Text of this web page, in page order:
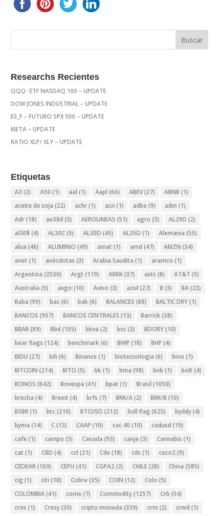
Researchs Recientes
QQQ- ETF NASDAQ 100 – UPDATE
DOW JONES INDUSTRIAL – UPDATE
ES_F – FUTURO SPX 500 – UPDATE
META – UPDATE
RATIO XLP/ XLY – UPDATE
Etiquetas
A3 (2) A50 (1) aal (1) Aapl (66) ABEV(27) ABNB (1)
aceite de soja (22) achr(1) acn (1) adbe (9) adm (1)
Adr(18) ae38d (3) AEROLINEAS (51) agro (3) AL29D (2)
al30$ (4) AL30C(5) AL30D (45) AL35D (1) Alemania (55)
alua (46) ALUMINIO (49) amat (1) amd (47) AMZN (34)
anet (1) anécdotas (3) Arabia Saudita (1) aramco (1)
Argentina (2530) Argt (119) ARKK(37) asts (8) AT&T (5)
Australia (5) avgo (10) Aviso (3) azul (27) B (3) BA(23)
Baba (99) bac(6) bak(6) BALANCES (88) BALTIC DRY(1)
BANCOS (907) BANCOS CENTRALES (13) Barrick(38)
BBAR(89) Bbd (105) bbva (2) bcs (3) BDORY(10)
bear flags (124) benchmark(6) BHIP (18) BHP (4)
BIDU (27) bili (6) Binance (1) biotecnologia (6) biox (1)
BITCOIN (214) BITO (5) bk(1) bma (98) bnb (1) bolt (4)
BONOS (842) Bovespa (41) bpat (1) Brasil (1050)
brecha (4) Brexit (4) brfs (7) BRK/A(2) BRK/B (10)
BSBR(1) btc(210) BTCUSD (212) bull flag (625) byddy(4)
byma (14) C(13) CAAP (10) cac 40 (10) cadusd (19)
cafe (1) campo (5) Canada (93) canje (3) Cannabis (1)
cat (1) CBD (4) ccl (21) Cde (18) cds (1) ceco2(9)
CEDEAR(103) CEPU (41) CGPA2(2) CHILE(28) China (585)
cig (1) citi (18) Cobre (35) COIN (12) Colo (5)
COLOMBIA(41) come (7) Commodity(1257) Crb (54)
cres (1) Cresy(30) cripto moneda (339) crm (2) crwd (1)